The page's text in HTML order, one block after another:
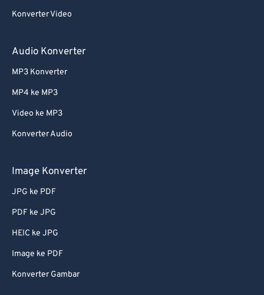
Konverter Video
Audio Konverter
MP3 Konverter
MP4 ke MP3
Video ke MP3
Konverter Audio
Image Konverter
JPG ke PDF
PDF ke JPG
HEIC ke JPG
Image ke PDF
Konverter Gambar